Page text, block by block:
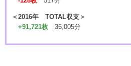
＜2016年 TOTAL収支＞
+91,721枚 36,005分